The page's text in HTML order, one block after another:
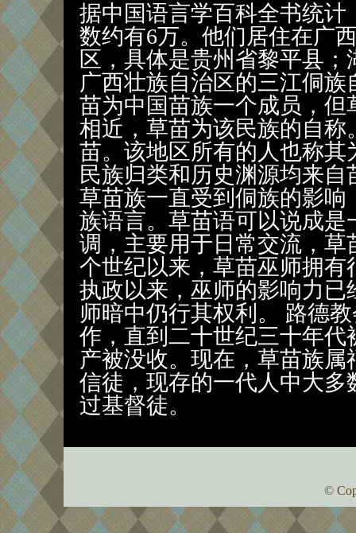
据中国语言学百科全书统计
数约有6万。他们居住在广
区，具体是贵州省黎平县
广西壮族自治区的三江侗
苗为中国苗族一个成员，
相近，草苗为该民族的自
苗。该地区所有的人也称
民族归类和历史渊源均来
草苗族一直受到侗族的影
族语言。草苗语可以说成
调，主要用于日常交流，
个世纪以来，草苗巫师拥
执政以来，巫师的影响力
师暗中仍行其权利。 路德
作，直到二十世纪三十年
产被没收。现在，草苗族
信徒，现存的一代人中大
过基督徒。
©